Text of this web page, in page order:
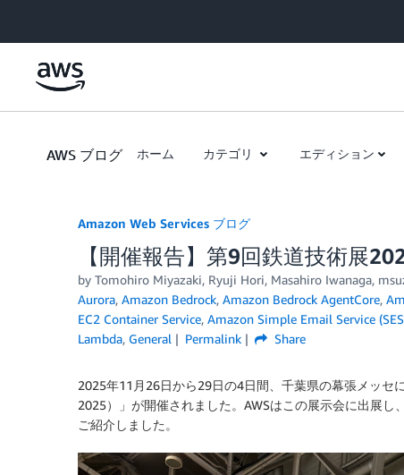
AWS ブログ ホーム カテゴリ エディション
Amazon Web Services ブログ
【開催報告】第9回鉄道技術展
by Tomohiro Miyazaki, Ryuji Hori, Masahiro Iwanaga,
Aurora, Amazon Bedrock, Amazon Bedrock AgentCore,
EC2 Container Service, Amazon Simple Email Service
Lambda, General Permalink Share
2025年11月26日から29日の4日間、千葉県の幕張メッセ
2025）」が開催されました。AWSはこの展示会に出展
ご紹介しました。